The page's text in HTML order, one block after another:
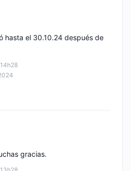
hasta el 30.10.24 después de
gracias.